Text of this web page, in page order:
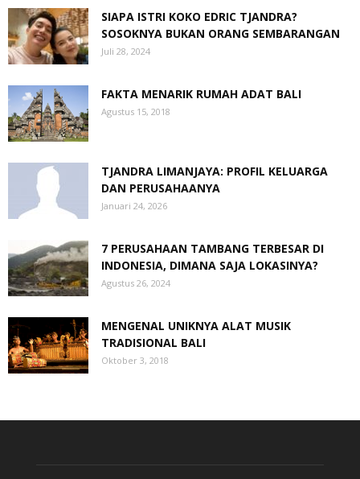
SIAPA ISTRI KOKO EDRIC TJANDRA?
SOSOKNYA BUKAN ORANG SEMBARANGAN
Juli 28, 2024
FAKTA MENARIK RUMAH ADAT BALI
Agustus 15, 2018
TJANDRA LIMANJAYA: PROFIL KELUARGA
DAN PERUSAHAANYA
Januari 24, 2026
7 PERUSAHAAN TAMBANG TERBESAR DI
INDONESIA, DIMANA SAJA LOKASINYA?
Agustus 26, 2024
MENGENAL UNIKNYA ALAT MUSIK
TRADISIONAL BALI
Oktober 3, 2018